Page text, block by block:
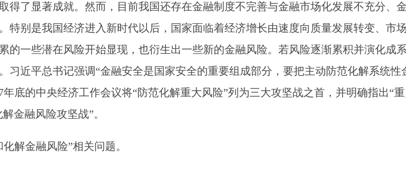
了显著成就。然而，目前我国还存在金融制度不完善与金融市场化发展不充分、
别是我国经济进入新时代以后，国家面临着经济增长由速度向质量发展转变、市
一些潜在风险开始显现，也衍生出一些新的金融风险。若风险逐渐累积并演化成
近平总书记强调“金融安全是国家安全的重要组成部分，要把主动防范化解系统性
底的中央经济工作会议将“防范化解重大风险”列为三大攻坚战之首，并明确指出“
金融风险攻坚战”。
解金融风险”相关问题。